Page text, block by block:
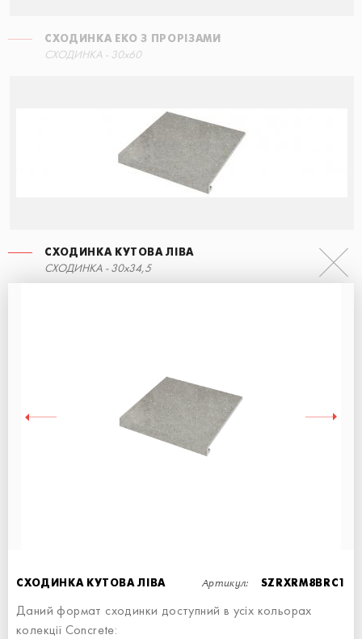
СХОДИНКА ЕКО З ПРОРІЗАМИ
СХОДИНКА - 30x60
СХОДИНКА КУТОВА ЛІВА
СХОДИНКА - 30x34,5
СХОДИНКА КУТОВА ЛІВА Артикул: SZRXRM8BRC1
Даний формат сходинки доступний в усіх кольорах
колекції Concrete: